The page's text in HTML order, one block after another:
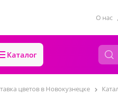
О нас
Каталог
цветов в Новокузнецке